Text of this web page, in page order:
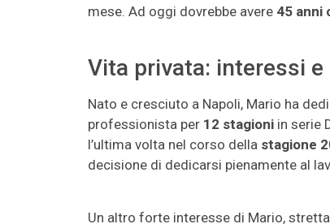
mese. Ad oggi dovrebbe avere 45 anni
Vita privata: interessi e
Nato e cresciuto a Napoli, Mario ha
professionista per 12 stagioni in serie
l’ultima volta nel corso della stagione
decisione di dedicarsi pienamente al
Un altro forte interesse di Mario,